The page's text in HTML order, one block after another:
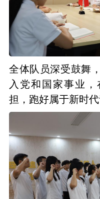
全体队员深受鼓舞
入党和国家事业
担，跑好属于新时